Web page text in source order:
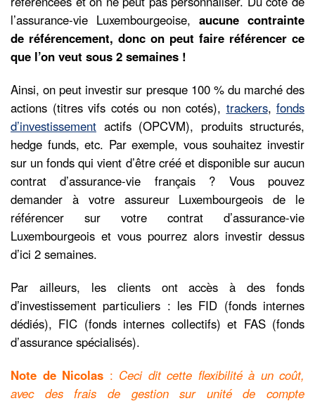
l’assurance-vie Luxembourgeoise, aucune contrainte
de référencement, donc on peut faire référencer ce
que l’on veut sous 2 semaines !
Ainsi, on peut investir sur presque 100 % du marché des
actions (titres vifs cotés ou non cotés), trackers, fonds
d’investissement actifs (OPCVM), produits structurés,
hedge funds, etc. Par exemple, vous souhaitez investir
sur un fonds qui vient d’être créé et disponible sur aucun
contrat d’assurance-vie français ? Vous pouvez
demander à votre assureur Luxembourgeois de le
référencer sur votre contrat d’assurance-vie
Luxembourgeois et vous pourrez alors investir dessus
d’ici 2 semaines.
Par ailleurs, les clients ont accès à des fonds
d’investissement particuliers : les FID (fonds internes
dédiés), FIC (fonds internes collectifs) et FAS (fonds
d’assurance spécialisés).
Note de Nicolas : Ceci dit cette flexibilité à un coût,
avec des frais de gestion sur unité de compte